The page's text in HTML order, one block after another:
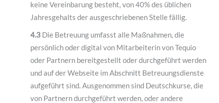
keine Vereinbarung besteht, von 40% des üblichen
Jahresgehalts der ausgeschriebenen Stelle fällig.
4.3Die Betreuung umfasst alle Maßnahmen, die
persönlich oder digital von Mitarbeiterin von Tequio
oder Partnern bereitgestellt oder durchgeführt werden
und auf der Webseite im Abschnitt Betreuungsdienste
aufgeführt sind. Ausgenommen sind Deutschkurse, die
von Partnern durchgeführt werden, oder andere